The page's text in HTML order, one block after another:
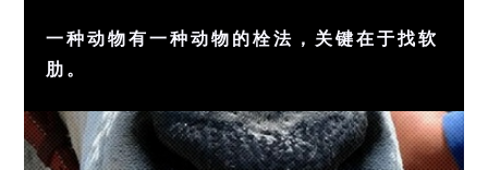
一种动物有一种动物的栓法，关键在于找软
肋。